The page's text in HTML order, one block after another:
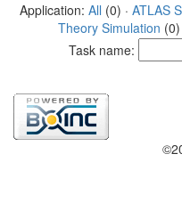
Application: All (0) · ATLAS
Theory Simulation (0)
Task name: